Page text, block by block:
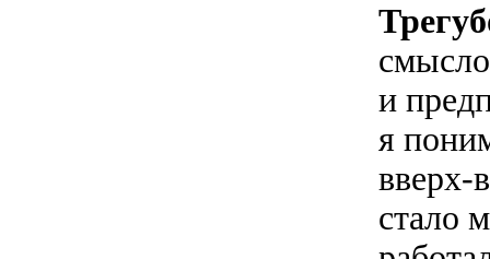
и
я
вверх-
стало